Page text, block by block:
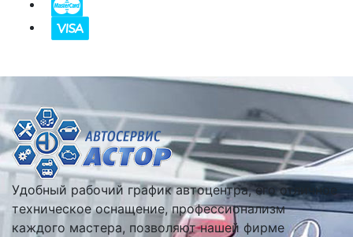
Удобный рабочий график автоцентра, его отличное
техническое оснащение, профессионализм
каждого мастера, позволяют нашей фирме